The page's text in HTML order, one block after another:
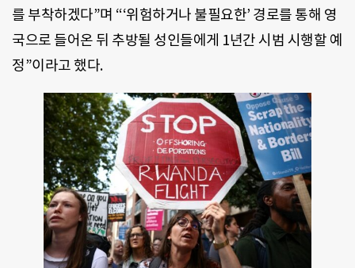
를 부착하겠다”며 “‘위험하거나 불필요한’ 경로를 통해 영
국으로 들어온 뒤 추방될 성인들에게 1년간 시범 시행할 예
정”이라고 했다.